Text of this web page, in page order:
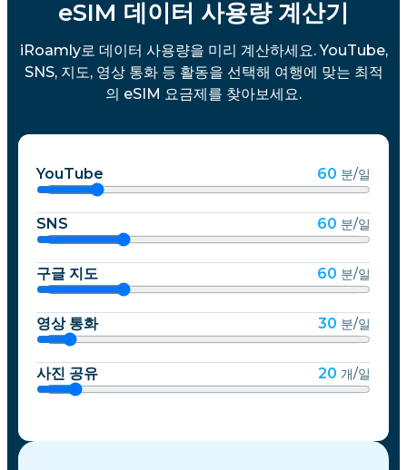
eSIM 데이터 사용량 계산기
iRoamly로 데이터 사용량을 미리 계산하세요. YouTube,
SNS, 지도, 영상 통화 등 활동을 선택해 여행에 맞는 최적
의 eSIM 요금제를 찾아보세요.
YouTube 60 분/일
SNS 60 분/일
구글 지도 60 분/일
영상 통화 30 분/일
사진 공유 20 개/일